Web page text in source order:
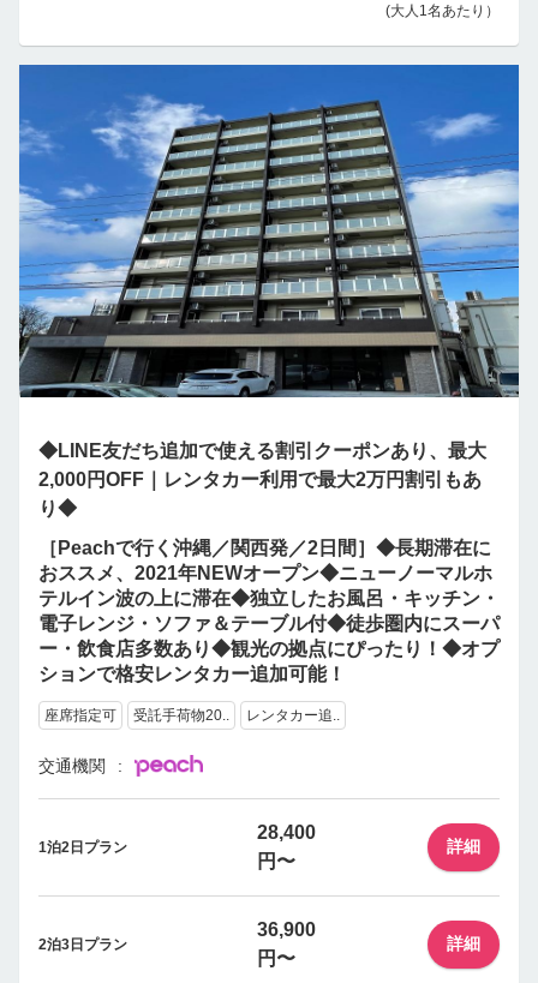
(大人1名あたり）
◆LINE友だち追加で使える割引クーポンあり、最大
2,000円OFF｜レンタカー利用で最大2万円割引もあ
り◆
［Peachで行く沖縄／関西発／2日間］◆長期滞在に
おススメ、2021年NEWオープン◆ニューノーマルホ
テルイン波の上に滞在◆独立したお風呂・キッチン・
電子レンジ・ソファ＆テーブル付◆徒歩圏内にスーパ
ー・飲食店多数あり◆観光の拠点にぴったり！◆オプ
ションで格安レンタカー追加可能！
座席指定可 受託手荷物20.. レンタカー追..
交通機関
1泊2日プラン
28,400
円〜
詳細
2泊3日プラン
36,900
円〜
詳細